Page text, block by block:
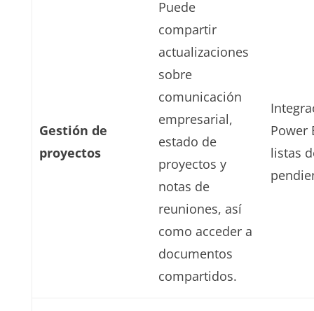
Gestión de
proyectos
Puede
compartir
actualizaciones
sobre
comunicación
empresarial,
estado de
proyectos y
notas de
reuniones, así
como acceder a
documentos
compartidos.
Power
listas